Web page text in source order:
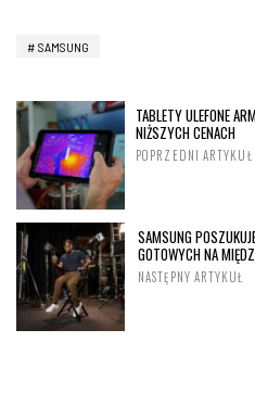
SAMSUNG
TABLETY ULEFONE
NIŻSZYCH CENACH
POPRZEDNI ARTYKUŁ
SAMSUNG
GOTOWYCH NA
NASTĘPNY ARTYKUŁ